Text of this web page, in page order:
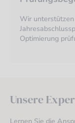
Wir
Optimierung
Unsere
Lernen Sie die